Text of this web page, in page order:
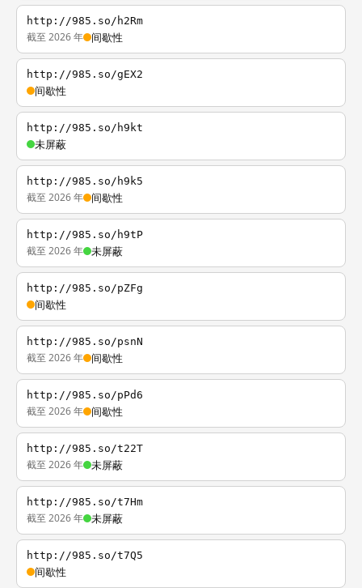
http://985.so/h2Rm
截至 2026 年 间歇性
http://985.so/gEX2
间歇性
http://985.so/h9kt
未屏蔽
http://985.so/h9k5
截至 2026 年 间歇性
http://985.so/h9tP
截至 2026 年 未屏蔽
http://985.so/pZFg
间歇性
http://985.so/psnN
截至 2026 年 间歇性
http://985.so/pPd6
截至 2026 年 间歇性
http://985.so/t22T
截至 2026 年 未屏蔽
http://985.so/t7Hm
截至 2026 年 未屏蔽
http://985.so/t7Q5
间歇性